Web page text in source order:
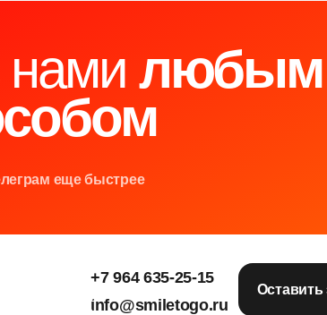
еще быстрее
Оставить
нами любым
+7 964 635-25-15
info@smiletogo.ru